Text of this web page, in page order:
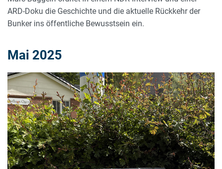
ARD-Doku die Geschichte und die aktuelle Rückkehr der
Bunker ins öffentliche Bewusstsein ein.
Mai 2025